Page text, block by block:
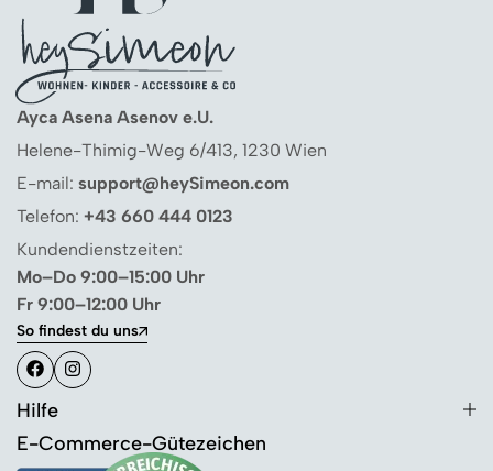
Ayca Asena Asenov e.U.
Helene-Thimig-Weg 6/413, 1230 Wien
E-mail: support@heySimeon.com
Telefon: +43 660 444 0123
Kundendienstzeiten:
Mo–Do 9:00–15:00 Uhr
Fr 9:00–12:00 Uhr
So findest du uns
Hilfe
E-Commerce-Gütezeichen